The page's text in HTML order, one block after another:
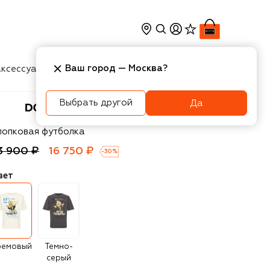
Косметика Интерьер
футболка
900 ₽ 16 750 ₽ -30 %
Темно-
серый
Ваш город — Москва?
Выбрать другой Да